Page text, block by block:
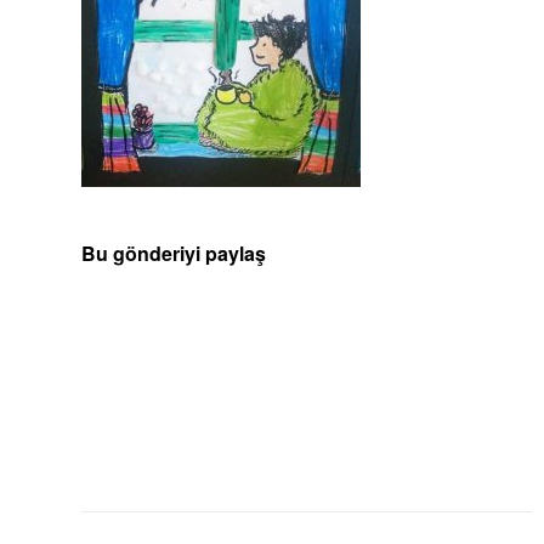
Bu gönderiyi paylaş